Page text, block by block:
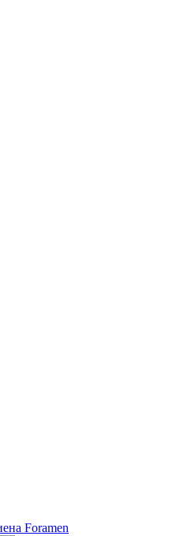
Foramen